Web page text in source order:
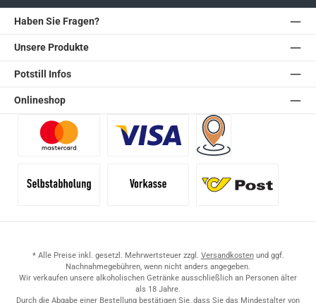
Haben Sie Fragen?
Unsere Produkte
Potstill Infos
Onlineshop
* Alle Preise inkl. gesetzl. Mehrwertsteuer zzgl. Versandkostenund ggf.
Nachnahmegebühren, wenn nicht anders angegeben.
Wir verkaufen unsere alkoholischen Getränke ausschließlich an Personen älter
als 18 Jahre.
Durch die Abgabe einer Bestellung bestätigen Sie, dass Sie das Mindestalter von